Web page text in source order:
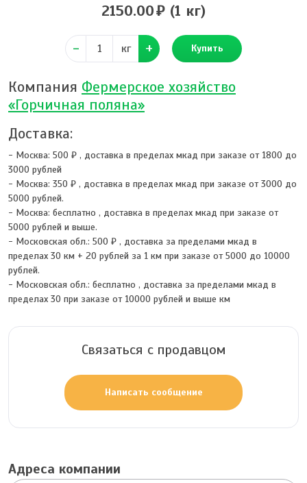
2150.00 (1 кг)
кг Купить
Компания Фермерское хозяйство
«Горчичная поляна»
Доставка:
- Москва: 500 ₽ , доставка в пределах мкад при заказе от 1800 до
3000 рублей
- Москва: 350 ₽ , доставка в пределах мкад при заказе от 3000 до
5000 рублей.
- Москва: бесплатно , доставка в пределах мкад при заказе от
5000 рублей и выше.
- Московская обл.: 500 ₽ , доставка за пределами мкад в
пределах 30 км + 20 рублей за 1 км при заказе от 5000 до 10000
рублей.
- Московская обл.: бесплатно , доставка за пределами мкад в
пределах 30 при заказе от 10000 рублей и выше км
Связаться с продавцом
Написать сообщение
Адреса компании